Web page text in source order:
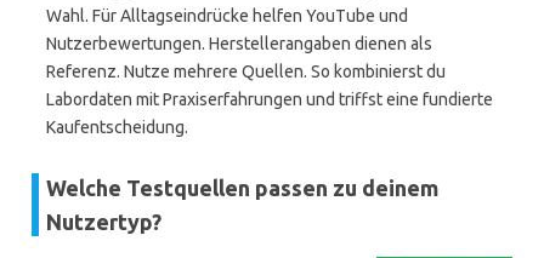
Wahl. Für Alltagseindrücke helfen YouTube und
Nutzerbewertungen. Herstellerangaben dienen als
Referenz. Nutze mehrere Quellen. So kombinierst du
Labordaten mit Praxiserfahrungen und triffst eine fundierte
Kaufentscheidung.
Welche Testquellen passen zu deinem
Nutzertyp?